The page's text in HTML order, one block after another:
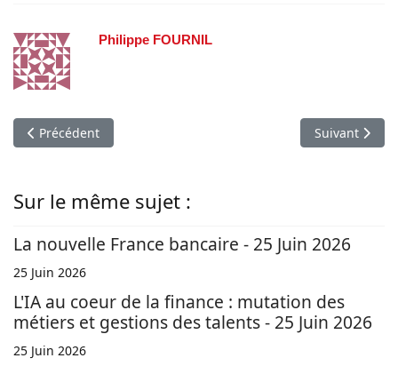
Philippe FOURNIL
Article précédent : Il en coûte 50 € pour saisir le conseil de
Précédent Article
Suivant
Sur le même sujet :
La nouvelle France bancaire - 25 Juin 2026
25 Juin 2026
L'IA au coeur de la finance : mutation des
métiers et gestions des talents - 25 Juin 2026
25 Juin 2026